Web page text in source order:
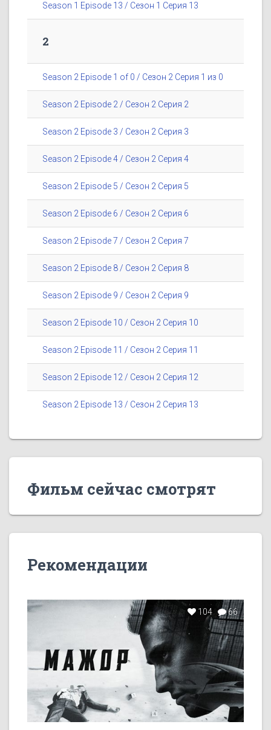
Season 1 Episode 13 / Сезон 1 Серия 13
2
Season 2 Episode 1 of 0 / Сезон 2 Серия 1 из 0
Season 2 Episode 2 / Сезон 2 Серия 2
Season 2 Episode 3 / Сезон 2 Серия 3
Season 2 Episode 4 / Сезон 2 Серия 4
Season 2 Episode 5 / Сезон 2 Серия 5
Season 2 Episode 6 / Сезон 2 Серия 6
Season 2 Episode 7 / Сезон 2 Серия 7
Season 2 Episode 8 / Сезон 2 Серия 8
Season 2 Episode 9 / Сезон 2 Серия 9
Season 2 Episode 10 / Сезон 2 Серия 10
Season 2 Episode 11 / Сезон 2 Серия 11
Season 2 Episode 12 / Сезон 2 Серия 12
Season 2 Episode 13 / Сезон 2 Серия 13
Фильм сейчас смотрят
Рекомендации
104 66